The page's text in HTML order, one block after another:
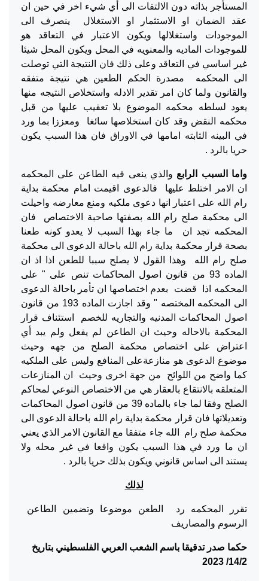
المستأجر بذاته دون الالتفات الى أي شيء اخر في حين ان
عقد الضمان او الاستثمار او الاستغلال ينصرف الى
الموجودات واستغلالها ويكون الاعتبار في التعاقد هو
للموجودات الماديه والمعنويه في المحل ويكون المحل شيئا
غير اساسي في التعاقد وعلى ذلك فان النتيجة التي توصلت
الى المحكمه مصدرة الحكم الطعين هي نتيجة متفقه
والقانون ولما كان امر تقدير الادله واستخلاص النتيجه منها
يعود لسلطه محكمه الموضوع بلا تعقيب عليها من قبل
محكمه النقض وقد كان استخلاصها سائغا ومعززا بما ورد
في البينه الثابته امامها في الاوراق فان هذا السبب يكون
حريا بالرد .
واما السبب الرابع والذي ينعى فيه الطاعن على المحكمه
ان الامر اختلط عليها فالدعوى اقيمت امام محكمة بداية
رام الله على اعتبار انها دعوى ملكيه ومنع معارضه واحيلت
الى محكمة صلح رام الله بصفتها صاحبة الاختصاص فان
المحكمه تجد ان ما جاء بهذا السبب لا يعدو كونه طعنا
بصحة قرار محكمة بداية رام الله باحالة الدعوى الى محكمة
صلح رام الله وهذا القول لا يصلح سببا للطعن اذا اذ ان
الماده 93 من قانون اصول المحاكمات تنص على " على
المحكمه اذا قضت بعدم اختصاصها ان تأمر باحالة الدعوى
الى المحكمه المختصه " وقد اجازت الماده 193 من قانون
اصول المحاكمات المدنيه والتجاريه للخصم استئناف قرار
المحكمة بالاحاله وحيث ان الطاعن لم يفعل ولم يبد أي
اعتراض على اختصاص محكمة الصلح من جهه وحيث
موضوع الدعوى هو منازعةعلى المنافع وليس على الملكيه
كما واضح من اللوائح من جهة اخرى وحيث ان المنازعات
المتعلقه بالانتقاع بالعقار هي من الاختصاص النوعي لمحاكم
الصلح وفقا لما جاء بالماده 39 من قانون اصول المحاكمات
وتعديلاتها فان قرار محكمة بداية رام الله باحالة الدعوى الى
محكمة صلح رام الله جاء متفقا مع القانون الامر الذي يعني
ان ما ورد في هذا السبب يكون واقعا في غير محله ولا
يستند الى اساس قانوني ويكون بذلك حريا بالرد .
لذلك
تقرر المحكمه رد الطعن موضوعا وتضمين الطاعن
الرسوم والمصاريف
حكما صدر تدقيقا باسم الشعب العربي الفلسطيني بتاريخ
14/2/ 2023